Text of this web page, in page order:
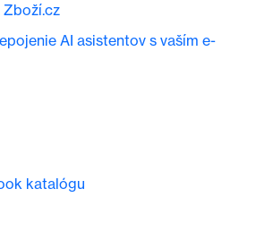
Zboží.cz
AI asistentov s vaším e-
katalógu